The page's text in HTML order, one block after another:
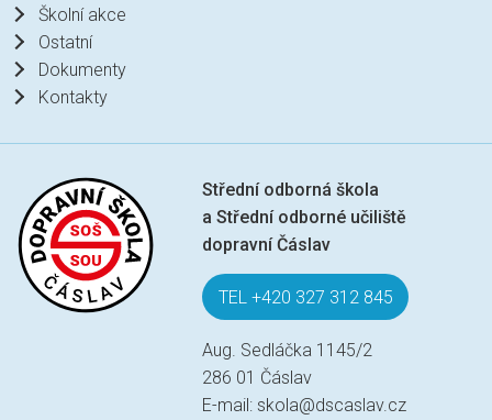
Školní akce
Ostatní
Dokumenty
Kontakty
Střední odborná škola
a Střední odborné učiliště
dopravní Čáslav
TEL +420 327 312 845
Aug. Sedláčka 1145/2
286 01 Čáslav
E-mail:skola@dscaslav.cz